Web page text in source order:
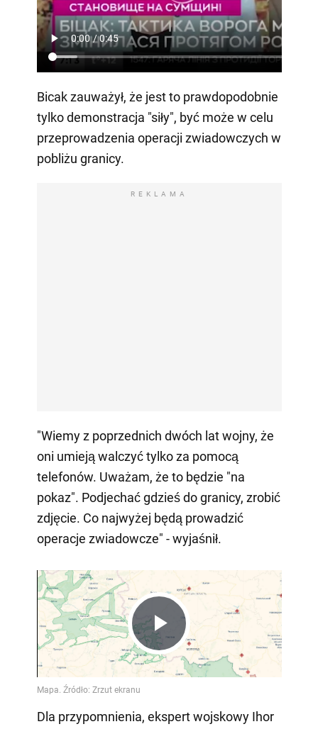
Bicak zauważył, że jest to prawdopodobnie
tylko demonstracja "siły", być może w celu
przeprowadzenia operacji zwiadowczych w
pobliżu granicy.
REKLAMA
"Wiemy z poprzednich dwóch lat wojny, że
oni umieją walczyć tylko za pomocą
telefonów. Uważam, że to będzie "na
pokaz". Podjechać gdzieś do granicy, zrobić
zdjęcie. Co najwyżej będą prowadzić
operacje zwiadowcze" - wyjaśnił.
Play
Video
Dla przypomnienia, ekspert wojskowy Ihor